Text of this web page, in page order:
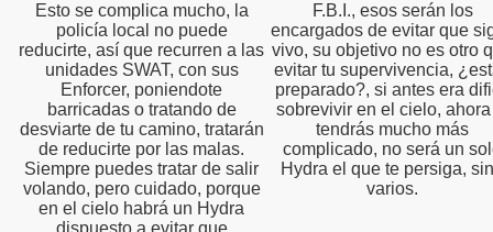
Esto se complica mucho, la
policía local no puede
reducirte, así que recurren a las
unidades SWAT, con sus
Enforcer, poniendote
barricadas o tratando de
desviarte de tu camino, tratarán
de reducirte por las malas.
Siempre puedes tratar de salir
volando, pero cuidado, porque
en el cielo habrá un Hydra
dispuesto a evitar que
F.B.I., esos serán los
encargados de evitar que
vivo, su objetivo no es otro
evitar tu supervivencia,
preparado?, si antes era
sobrevivir en el cielo,
tendrás mucho más
complicado, no será un
Hydra el que te persiga,
varios.